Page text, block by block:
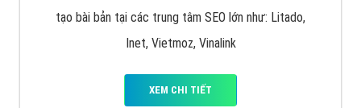
tạo bài bản tại các trung tâm SEO lớn như: Litado,
Inet, Vietmoz, Vinalink
XEM CHI TIẾT